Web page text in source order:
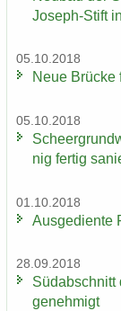
Joseph-Stift
05.10.2018
Neue Brü­cke
05.10.2018
nig fer­tig
01.10.2018
Aus­ge­dien­te
28.09.2018
Süd­ab­schnitt
ge­neh­migt